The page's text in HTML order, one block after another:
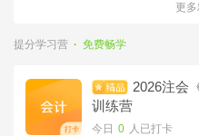
2026注会
今日 0
训营
更多
提分学习营 · 免费畅学
2026注会
训练营
今日 0 人已打卡